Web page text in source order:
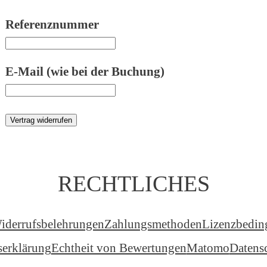
Referenznummer
E-Mail (wie bei der Buchung)
Vertrag widerrufen
RECHTLICHES
Zahlungsmethoden
Echtheit von BewertungenMatomo